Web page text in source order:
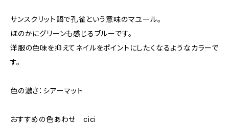
サンスクリット語で孔雀という意味のマユール。
ほのかにグリーンも感じるブルーです。
洋服の色味を抑えてネイルをポイントにしたくなるようなカラーで
す。
色の濃さ：シアーマット
おすすめの色あわせ cici